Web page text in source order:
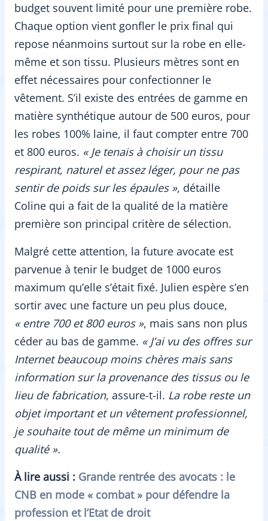
budget souvent limité pour une première robe.
Chaque option vient gonfler le prix final qui
repose néanmoins surtout sur la robe en elle-
même et son tissu. Plusieurs mètres sont en
effet nécessaires pour confectionner le
vêtement. S’il existe des entrées de gamme en
matière synthétique autour de 500 euros, pour
les robes 100% laine, il faut compter entre 700
et 800 euros. « Je tenais à choisir un tissu
respirant, naturel et assez léger, pour ne pas
sentir de poids sur les épaules », détaille
Coline qui a fait de la qualité de la matière
première son principal critère de sélection.
Malgré cette attention, la future avocate est
parvenue à tenir le budget de 1000 euros
maximum qu’elle s’était fixé. Julien espère s’en
sortir avec une facture un peu plus douce,
« entre 700 et 800 euros », mais sans non plus
céder au bas de gamme. « J’ai vu des offres sur
Internet beaucoup moins chères mais sans
information sur la provenance des tissus ou le
lieu de fabrication, assure-t-il. La robe reste un
objet important et un vêtement professionnel,
je souhaite tout de même un minimum de
qualité ».
À lire aussi : Grande rentrée des avocats : le
CNB en mode « combat » pour défendre la
profession et l’Etat de droit